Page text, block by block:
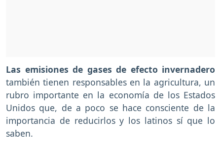
Las emisiones de gases de efecto invernadero
también tienen responsables en la agricultura, un
rubro importante en la economía de los Estados
Unidos que, de a poco se hace consciente de la
importancia de reducirlos y los latinos sí que lo
saben.